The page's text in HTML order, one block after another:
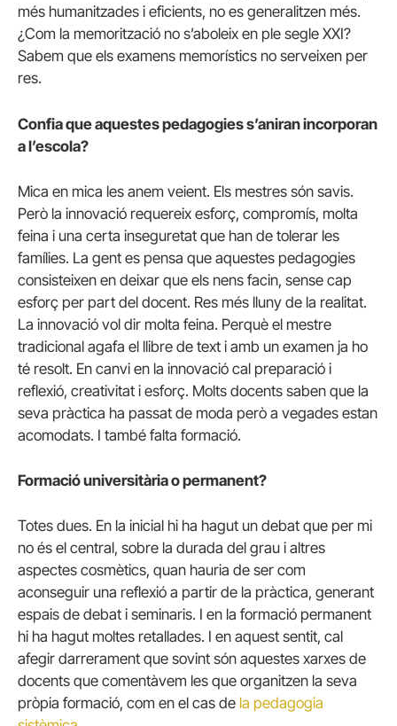
més humanitzades i eficients, no es generalitzen més.
¿Com la memorització no s’aboleix en ple segle XXI?
Sabem que els examens memorístics no serveixen per
res.
Confia que aquestes pedagogies s’aniran incorporan
a l’escola?
Mica en mica les anem veient. Els mestres són savis.
Però la innovació requereix esforç, compromís, molta
feina i una certa inseguretat que han de tolerar les
famílies. La gent es pensa que aquestes pedagogies
consisteixen en deixar que els nens facin, sense cap
esforç per part del docent. Res més lluny de la realitat.
La innovació vol dir molta feina. Perquè el mestre
tradicional agafa el llibre de text i amb un examen ja ho
té resolt. En canvi en la innovació cal preparació i
reflexió, creativitat i esforç. Molts docents saben que la
seva pràctica ha passat de moda però a vegades estan
acomodats. I també falta formació.
Formació universitària o permanent?
Totes dues. En la inicial hi ha hagut un debat que per mi
no és el central, sobre la durada del grau i altres
aspectes cosmètics, quan hauria de ser com
aconseguir una reflexió a partir de la pràctica, generant
espais de debat i seminaris. I en la formació permanent
hi ha hagut moltes retallades. I en aquest sentit, cal
afegir darrerament que sovint són aquestes xarxes de
docents que comentàvem les que organitzen la seva
pròpia formació, com en el cas de la pedagogia